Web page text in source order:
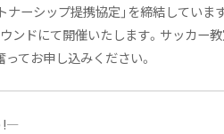
ーシップ提携協定」を締結してい
ンドにて開催いたします。サッカー
てお申し込みください。
!―